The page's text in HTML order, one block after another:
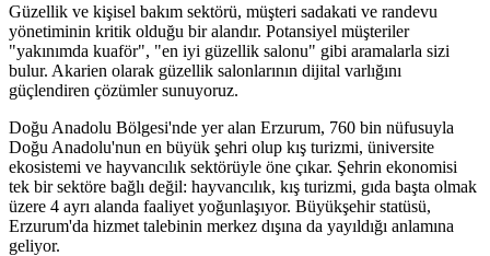
Güzellik ve kişisel bakım sektörü, müşteri sadakati ve randevu
yönetiminin kritik olduğu bir alandır. Potansiyel müşteriler
"yakınımda kuaför", "en iyi güzellik salonu" gibi aramalarla sizi
bulur. Akarien olarak güzellik salonlarının dijital varlığını
güçlendiren çözümler sunuyoruz.
Doğu Anadolu Bölgesi'nde yer alan Erzurum, 760 bin nüfusuyla
Doğu Anadolu'nun en büyük şehri olup kış turizmi, üniversite
ekosistemi ve hayvancılık sektörüyle öne çıkar. Şehrin ekonomisi
tek bir sektöre bağlı değil: hayvancılık, kış turizmi, gıda başta olmak
üzere 4 ayrı alanda faaliyet yoğunlaşıyor. Büyükşehir statüsü,
Erzurum'da hizmet talebinin merkez dışına da yayıldığı anlamına
geliyor.